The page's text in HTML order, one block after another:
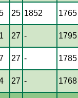
25 1852 1765
27 - 1795
27 - 1785
27 - 1768